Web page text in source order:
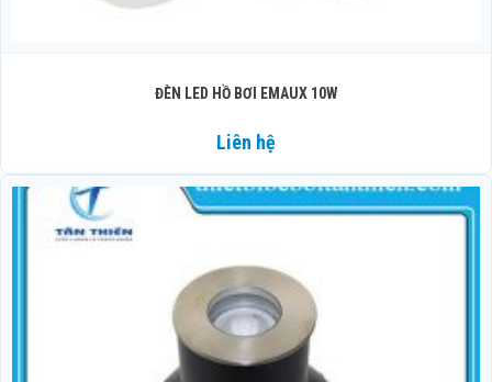
ĐÈN LED HỒ BƠI EMAUX 10W
Liên hệ